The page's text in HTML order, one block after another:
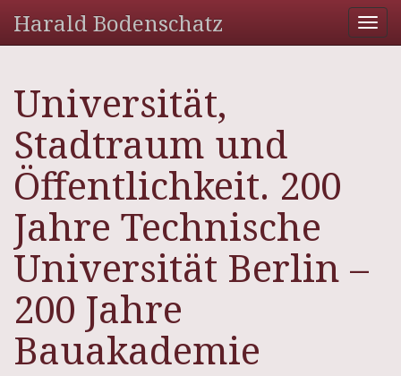
Harald Bodenschatz
Universität,
Stadtraum und
Öffentlichkeit. 200
Jahre Technische
Universität Berlin –
200 Jahre
Bauakademie